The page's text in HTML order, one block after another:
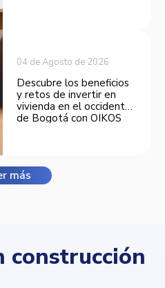
04 de Agosto de 2026
Descubre los beneficios
y retos de invertir en
vivienda en el occidente
de Bogotá con OIKOS
más
construcción